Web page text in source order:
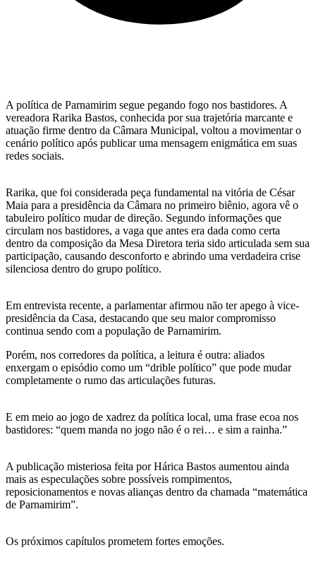
A política de Parnamirim segue pegando fogo nos bastidores. A
vereadora Rarika Bastos, conhecida por sua trajetória marcante e
atuação firme dentro da Câmara Municipal, voltou a movimentar o
cenário político após publicar uma mensagem enigmática em suas
redes sociais.
Rarika, que foi considerada peça fundamental na vitória de César
Maia para a presidência da Câmara no primeiro biênio, agora vê o
tabuleiro político mudar de direção. Segundo informações que
circulam nos bastidores, a vaga que antes era dada como certa
dentro da composição da Mesa Diretora teria sido articulada sem sua
participação, causando desconforto e abrindo uma verdadeira crise
silenciosa dentro do grupo político.
Em entrevista recente, a parlamentar afirmou não ter apego à vice-
presidência da Casa, destacando que seu maior compromisso
continua sendo com a população de Parnamirim.
Porém, nos corredores da política, a leitura é outra: aliados
enxergam o episódio como um “drible político” que pode mudar
completamente o rumo das articulações futuras.
E em meio ao jogo de xadrez da política local, uma frase ecoa nos
bastidores: “quem manda no jogo não é o rei… e sim a rainha.”
A publicação misteriosa feita por Hárica Bastos aumentou ainda
mais as especulações sobre possíveis rompimentos,
reposicionamentos e novas alianças dentro da chamada “matemática
de Parnamirim”.
Os próximos capítulos prometem fortes emoções.